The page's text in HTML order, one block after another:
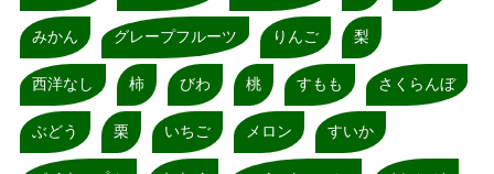
みかん グレープフルーツ りんご 梨
西洋なし 柿 びわ 桃 すもも さくらんぼ
ぶどう 栗 いちご メロン すいか